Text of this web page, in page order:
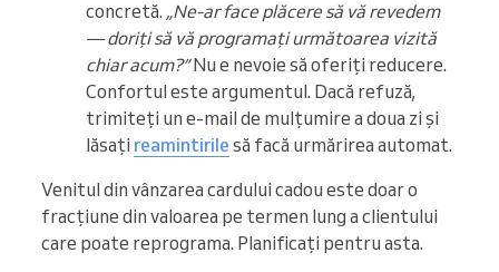
concretă. „Ne-ar face plăcere să vă revedem
— doriți să vă programați următoarea vizită
chiar acum?”Nu e nevoie să oferiți reducere.
Confortul este argumentul. Dacă refuză,
trimiteți un e-mail de mulțumire a doua zi și
lăsați reamintirile să facă urmărirea automat.
Venitul din vânzarea cardului cadou este doar o
fracțiune din valoarea pe termen lung a clientului
care poate reprograma. Planificați pentru asta.